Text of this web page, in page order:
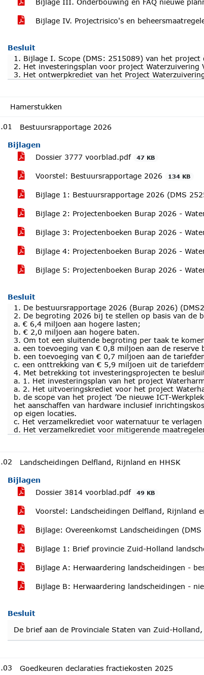
Bijlage III. Onderbouwing en FAQ nieuwe
Bijlage IV. Projectrisico's en
Besluit
1. Bijlage I. Scope (DMS: 2515089) van het project
2. Het investeringsplan voor project
3. Het ontwerpkrediet van het Project
Hamerstukken
Bestuursrapportage 2026
Bijlagen
Dossier 3777 voorblad.pdf
47 KB
Voorstel: Bestuursrapportage 2026 134 KB
Bijlage 1: Bestuursrapportage 2026 (DMS
Bijlage 2: Projectenboeken Burap 2026 -
Bijlage 3: Projectenboeken Burap 2026 -
Bijlage 4: Projectenboeken Burap 2026 -
Bijlage 5: Projectenboeken Burap 2026 -
Besluit
1. De bestuursrapportage 2026 (Burap 2026)
2. De begroting 2026 bij te stellen op basis van de
a. € 6,4 miljoen aan hogere lasten;
b. € 2,0 miljoen aan hogere baten.
3. Om tot een sluitende begroting per taak te
a. een toevoeging van € 0,8 miljoen aan de reserve
b. een toevoeging van € 0,7 miljoen aan de
c. een onttrekking van € 5,9 miljoen uit de
4. Met betrekking tot investeringsprojecten te
a. 1. Het investeringsplan van het project
a. 2. Het uitvoeringskrediet voor het project
b. de scope van het project ’De nieuwe ICT-
het aanschaffen van hardware inclusief
op eigen locaties.
c. Het verzamelkrediet voor waternatuur te
d. Het verzamelkrediet voor mitigerende
Landscheidingen Delfland, Rijnland en HHSK
Bijlagen
Dossier 3814 voorblad.pdf
49 KB
Voorstel: Landscheidingen Delfland, Rijnland
Bijlage: Overeenkomst Landscheidingen
Bijlage 1: Brief provincie Zuid-Holland
Bijlage A: Herwaardering landscheidingen -
Bijlage B: Herwaardering landscheidingen -
Besluit
De brief aan de Provinciale Staten van Zuid-
Goedkeuren declaraties fractiekosten 2025